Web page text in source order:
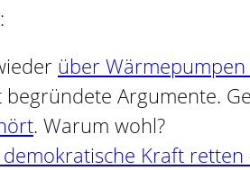
über
Argumente.
. Warum wohl?
Kraft retten